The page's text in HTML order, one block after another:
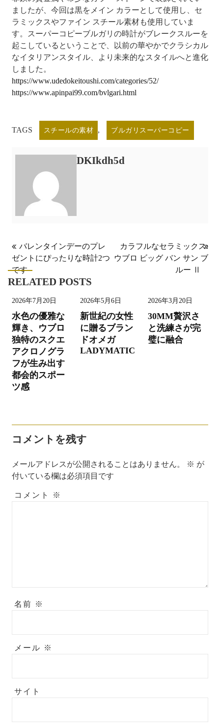
ましたが、今回は黒をメイン カラーとして使用し、セ
ラミックスやファイン スチール素材も使用していま
す。スーパーコピーブルガリの時計がブレークスルーを
起こしているということで、以前の華やかでクラシカル
なイタリアンスタイル、より未来的なスタイルへと進化
しました。
https://www.udedokeitoushi.com/categories/52/
https://www.apinpai99.com/bvlgari.html
TAGS スチールの素材 , ブルガリスーパーコピー
DKIkdh5d
投
稿
ナ
ゲ
ー
シ
ョ
ン
バレンタインデーのプレ
ゼントにぴったりな時計2つ
です
カラフルなセラミックス:
ウブロ ビッグ バン サン ブ
ルー Ⅱ
RELATED POSTS
2026年7月20日
水色の優雅な
輝き、ウブロ
独特のスクエ
アクロノグラ
フが生み出す
都会的スポー
ツ感
2026年5月6日
新世紀の女性
に贈るブラン
ドオメガ
LADYMATIC
2026年3月20日
30MM贅沢さ
と洗練さが完
璧に融合
コメントを残す
メールアドレスが公開されることはありません。 ※ が
付いている欄は必須項目です
コメント ※
名前 ※
メール ※
サイト